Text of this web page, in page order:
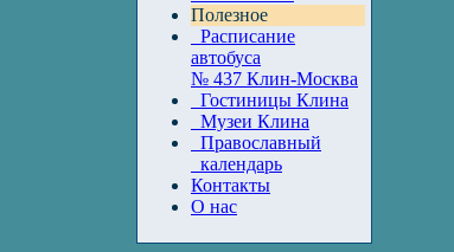
Полезное
Расписание
автобуса
№ 437 Клин-Москва
Гостиницы Клина
Музеи Клина
Православный
календарь
Контакты
О нас